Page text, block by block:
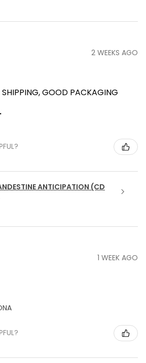
2 WEEKS AGO
SHIPPING, GOOD PACKAGING
ANTICIPATION (CD
1 WEEK AGO